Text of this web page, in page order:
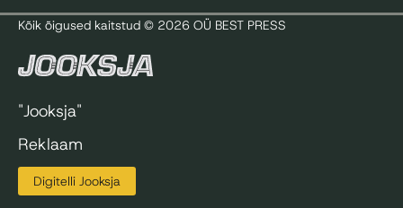
Kõik õigused kaitstud © 2026 OÜ BEST PRESS
"Jooksja"
Reklaam
Digitelli Jooksja